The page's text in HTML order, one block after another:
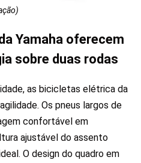
Yamaha oferecem
sobre duas rodas
as bicicletas elétrica da
Os pneus largos de
confortável em
ajustável do assento
O design do quadro em